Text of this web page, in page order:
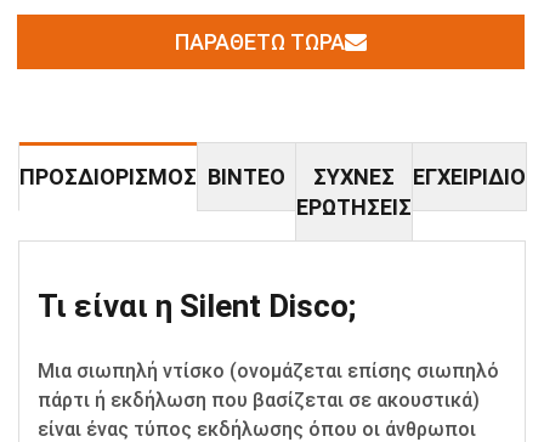
ΠΑΡΑΘΈΤΩ ΤΏΡΑ
ΠΡΟΣΔΙΟΡΙΣΜΌΣ ΒΊΝΤΕΟ
ΣΥΧΝΈΣ
ΕΡΩΤΉΣΕΙΣ
ΕΓΧΕΙΡΊΔΙΟ
Τι είναι η Silent Disco;
Μια σιωπηλή ντίσκο (ονομάζεται επίσης σιωπηλό
πάρτι ή εκδήλωση που βασίζεται σε ακουστικά)
είναι ένας τύπος εκδήλωσης όπου οι άνθρωποι